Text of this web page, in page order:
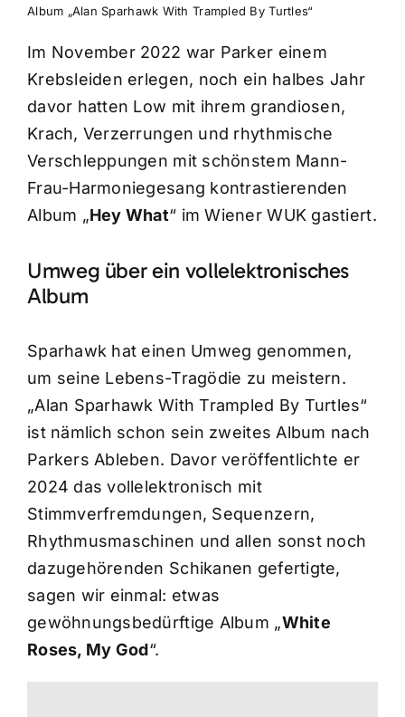
Album „Alan Sparhawk With Trampled By Turtles“
Im November 2022 war Parker einem
Krebsleiden erlegen, noch ein halbes Jahr
davor hatten Low mit ihrem grandiosen,
Krach, Verzerrungen und rhythmische
Verschleppungen mit schönstem Mann-
Frau-Harmoniegesang kontrastierenden
Album „Hey What“ im Wiener WUK gastiert.
Umweg über ein vollelektronisches
Album
Sparhawk hat einen Umweg genommen,
um seine Lebens-Tragödie zu meistern.
„Alan Sparhawk With Trampled By Turtles“
ist nämlich schon sein zweites Album nach
Parkers Ableben. Davor veröffentlichte er
2024 das vollelektronisch mit
Stimmverfremdungen, Sequenzern,
Rhythmusmaschinen und allen sonst noch
dazugehörenden Schikanen gefertigte,
sagen wir einmal: etwas
gewöhnungsbedürftige Album „White
Roses, My God“.